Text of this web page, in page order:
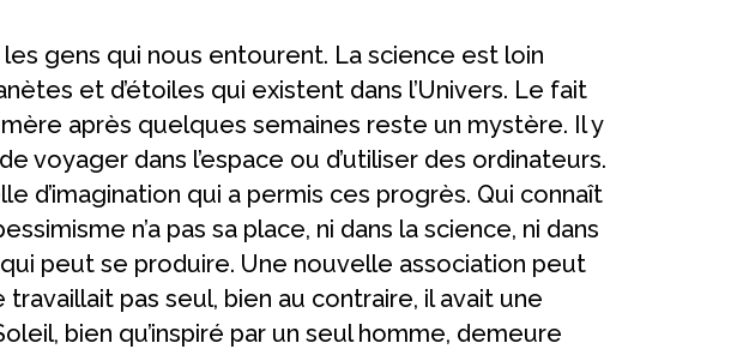
gens qui nous entourent. La science est loin
et d’étoiles qui existent dans l’Univers. Le fait
après quelques semaines reste un mystère. Il y
voyager dans l’espace ou d’utiliser des ordinateurs.
d’imagination qui a permis ces progrès. Qui connaît
n’a pas sa place, ni dans la science, ni dans
peut se produire. Une nouvelle association peut
pas seul, bien au contraire, il avait une
bien qu’inspiré par un seul homme, demeure